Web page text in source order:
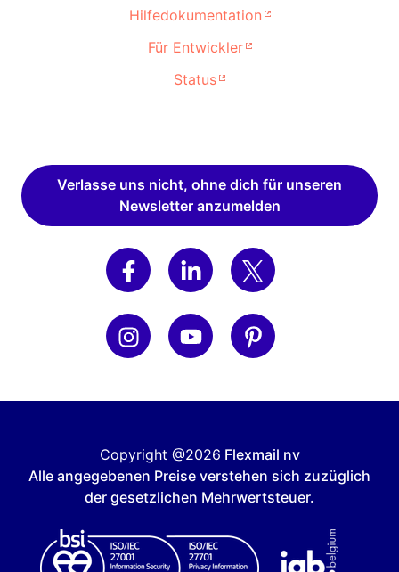
Hilfedokumentation
Für Entwickler
Status
Verlasse uns nicht, ohne dich für unseren
Newsletter anzumelden
Copyright @2026 Flexmail nv
Alle angegebenen Preise verstehen sich zuzüglich
der gesetzlichen Mehrwertsteuer.